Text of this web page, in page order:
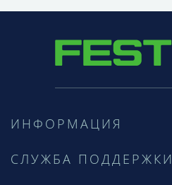
ИНФОРМАЦИЯ
СЛУЖБА ПОДДЕРЖКИ